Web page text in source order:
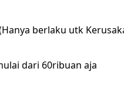
berlaku utk
dari 60ribuan aja